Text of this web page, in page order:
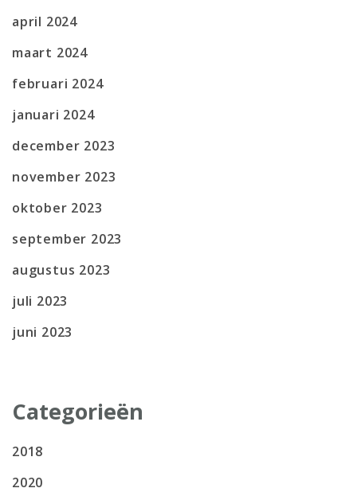
april 2024
maart 2024
februari 2024
januari 2024
december 2023
november 2023
oktober 2023
september 2023
augustus 2023
juli 2023
juni 2023
Categorieën
2018
2020